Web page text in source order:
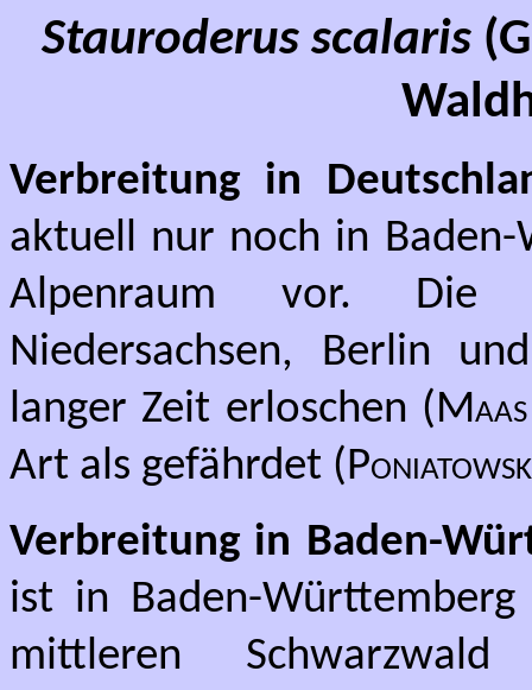
Stauroderus scalaris
Verbreitung in
aktuell nur noch in
Alpenraum vor. Die
Niedersachsen, Berlin
langer Zeit erloschen (Maas
Art als gefährdet (
Verbreitung in Baden-
ist in Baden-
mittleren